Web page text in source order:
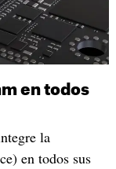
en todos
la
en todos sus